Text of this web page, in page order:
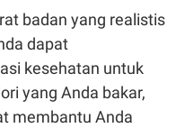
badan yang realistis
dapat
kesehatan untuk
yang Anda bakar,
membantu Anda